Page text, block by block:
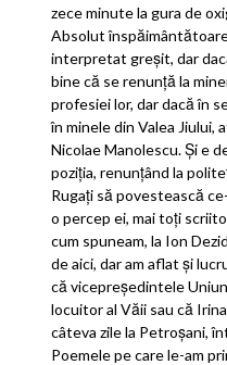
zece minute la gura de
Absolut
interpretat greşit, dar
bine că se renunţă la
profesiei lor, dar dacă în
în minele din Valea Jiului,
Nicolae Manolescu. Şi e
poziţia, renunţând la
Rugaţi să povestească
o percep ei, mai toţi
cum spuneam, la Ion
de aici, dar am aflat şi
că vicepreşedintele
locuitor al Văii sau că
câteva zile la Petroşani,
Poemele pe care le-am